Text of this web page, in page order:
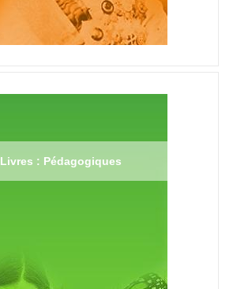
Livres : Pédagogiques